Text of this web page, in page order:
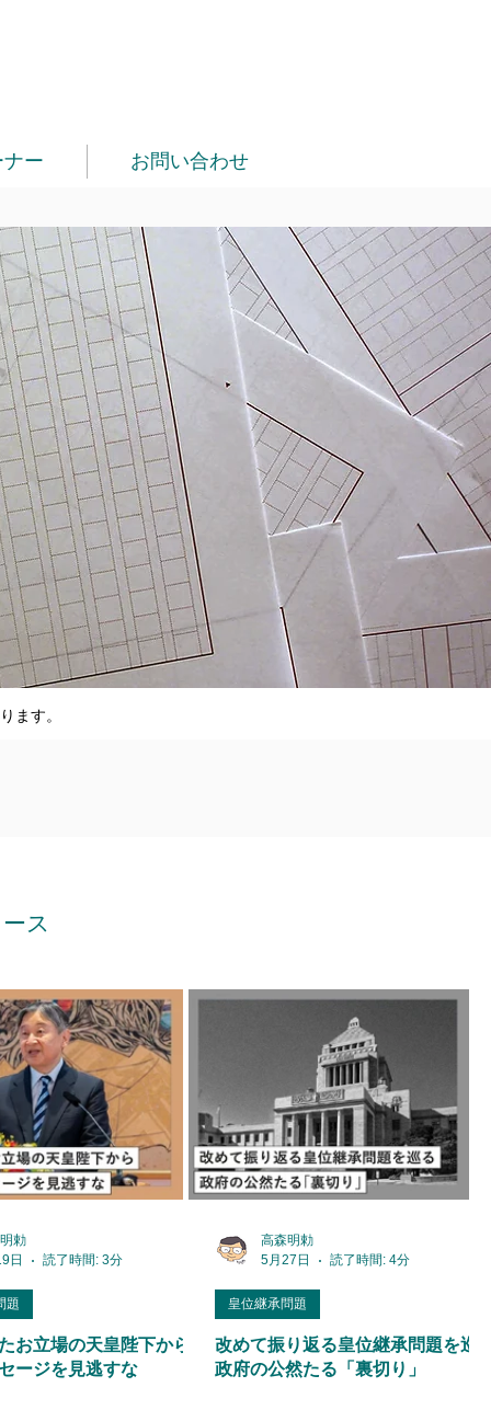
ー お問い合わせ
ます。
ス
お立場の天皇陛下から渾
ージを見逃すな
題
勅
日
読了時間: 3分
改めて振り返る皇位継承問題を巡
政府の公然たる「裏切り」
皇位継承問題
高森明勅
5月27日
読了時間: 4分